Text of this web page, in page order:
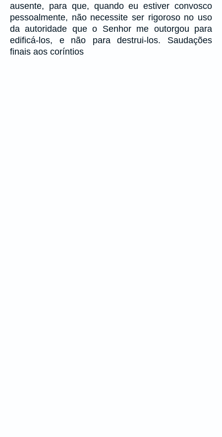
ausente, para que, quando eu estiver convosco
pessoalmente, não necessite ser rigoroso no uso
da autoridade que o Senhor me outorgou para
edificá-los, e não para destrui-los. Saudações
finais aos coríntios